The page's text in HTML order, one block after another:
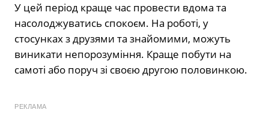
У цей період краще час провести вдома та
насолоджуватись спокоєм. На роботі, у
стосунках з друзями та знайомими, можуть
виникати непорозуміння. Краще побути на
самоті або поруч зі своєю другою половинкою.
РЕКЛАМА